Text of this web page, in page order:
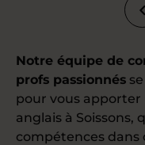
Notre équipe de
profs passionnés
pour vous apporter
anglais à Soissons,
compétences dans